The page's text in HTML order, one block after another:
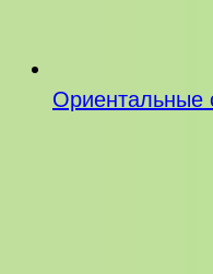
Ориентальные